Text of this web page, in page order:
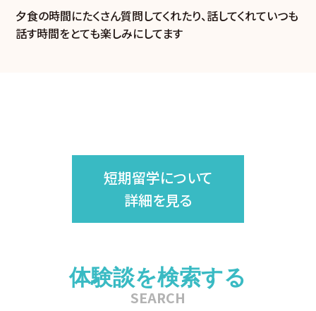
夕食の時間にたくさん質問してくれたり、話してくれていつも
話す時間をとても楽しみにしてます
短期留学について
詳細を見る
体験談を検索する
SEARCH